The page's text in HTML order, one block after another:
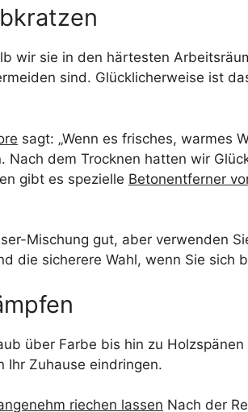
wir sie in den härtesten
sind. Glücklicherweise ist
sagt: „Wenn es frisches, warmes
Nach dem Trocknen hatten wir
gibt es spezielle Betonentferner
Mischung gut, aber verwenden
die sicherere Wahl, wenn Sie sich
über Farbe bis hin zu
Ihr Zuhause eindringen.
riechen lassen Nach der